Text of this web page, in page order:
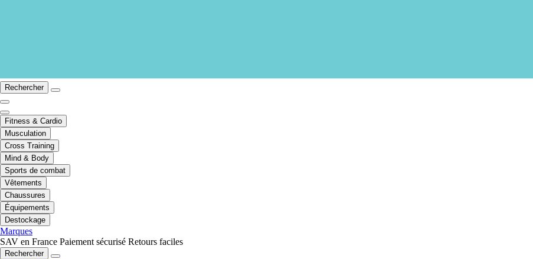
Rechercher
Fitness & Cardio
Musculation
Cross Training
Mind & Body
Sports de combat
Vêtements
Chaussures
Équipements
Destockage
Marques
SAV en France Paiement sécurisé Retours faciles
Rechercher